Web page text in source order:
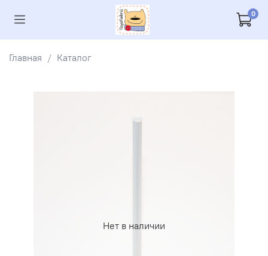
0
Главная Каталог
Нет в наличии